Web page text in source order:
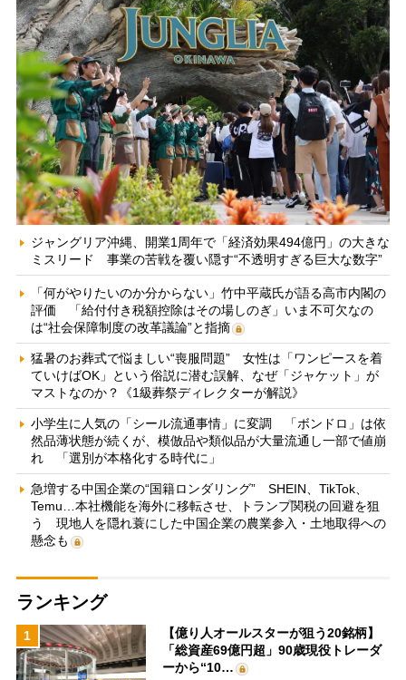
ジャングリア沖縄、開業1周年で「経済効果494億円」の大きな
ミスリード 事業の苦戦を覆い隠す“不透明すぎる巨大な数字”
「何がやりたいのか分からない」竹中平蔵氏が語る高市内閣の
評価 「給付付き税額控除はその場しのぎ」いま不可欠なの
は“社会保障制度の改革議論”と指摘
猛暑のお葬式で悩ましい“喪服問題” 女性は「ワンピースを着
ていけばOK」という俗説に潜む誤解、なぜ「ジャケット」が
マストなのか？《1級葬祭ディレクターが解説》
小学生に人気の「シール流通事情」に変調 「ボンドロ」は依
然品薄状態が続くが、模倣品や類似品が大量流通し一部で値崩
れ 「選別が本格化する時代に」
急増する中国企業の“国籍ロンダリング” SHEIN、TikTok、
Temu…本社機能を海外に移転させ、トランプ関税の回避を狙
う 現地人を隠れ蓑にした中国企業の農業参入・土地取得への
懸念も
ランキング
1
【億り人オールスターが狙う20銘柄】
「総資産69億円超」90歳現役トレーダ
ーから“10…